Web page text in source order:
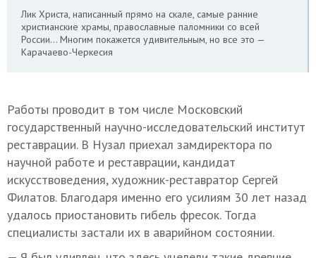
Лик Христа, написанный прямо на скале, самые ранние
христианские храмы, православные паломники со всей
России… Многим покажется удивительным, но все это —
Карачаево-Черкесия
Работы проводит в том числе Московский
государственный научно-исследовательский институт
реставрации. В Нузал приехал замдиректора по
научной работе и реставрации, кандидат
искусствоведения, художник-реставратор Сергей
Филатов. Благодаря именно его усилиям 30 лет назад
удалось приостановить гибель фресок. Тогда
специалисты застали их в аварийном состоянии.